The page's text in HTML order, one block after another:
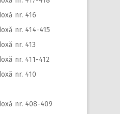
nr. 416
nr. 414-415
nr. 413
nr. 411-412
nr. 410
nr. 408-409